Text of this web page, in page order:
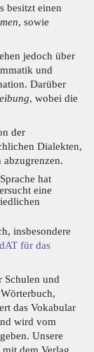
besitzt einen
, sowie
jedoch über
und
Darüber
, wobei die
der
Dialekten,
hat
eine
insbesondere
für das
und
das Vokabular
wird vom
Unsere
dem Verlag